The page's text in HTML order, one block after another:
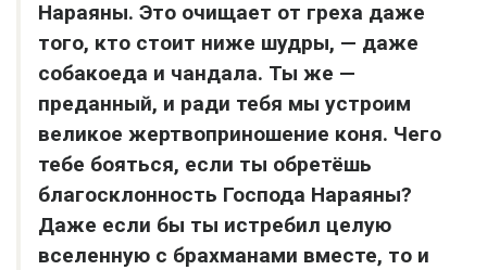
Нараяны. Это очищает от греха даже
того, кто стоит ниже шудры, — даже
собакоеда и чандала. Ты же —
преданный, и ради тебя мы устроим
великое жертвоприношение коня. Чего
тебе бояться, если ты обретёшь
благосклонность Господа Нараяны?
Даже если бы ты истребил целую
вселенную с брахманами вместе, то и